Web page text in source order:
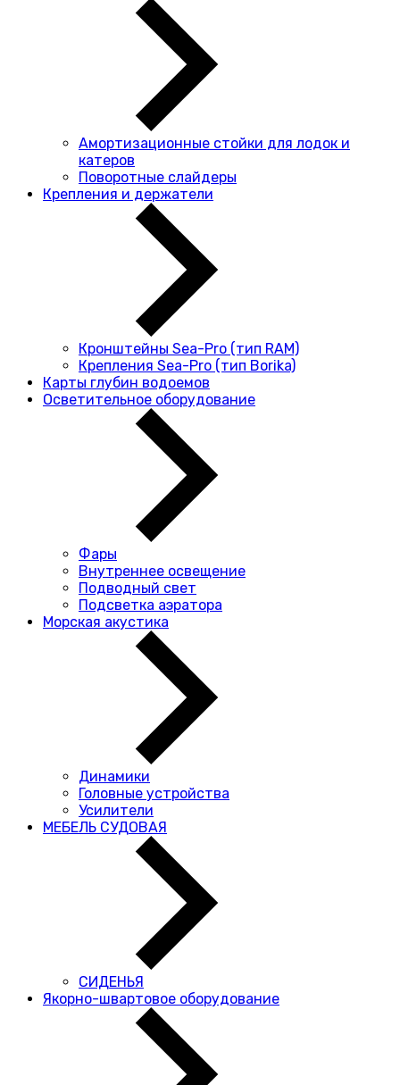
Амортизационные стойки для лодок и
катеров
Поворотные слайдеры
Крепления и держатели
Кронштейны Sea-Pro (тип RAM)
Крепления Sea-Pro (тип Borika)
Карты глубин водоемов
Осветительное оборудование
Фары
Внутреннее освещение
Подводный свет
Подсветка аэратора
Морская акустика
Динамики
Головные устройства
Усилители
МЕБЕЛЬ СУДОВАЯ
СИДЕНЬЯ
Якорно-швартовое оборудование